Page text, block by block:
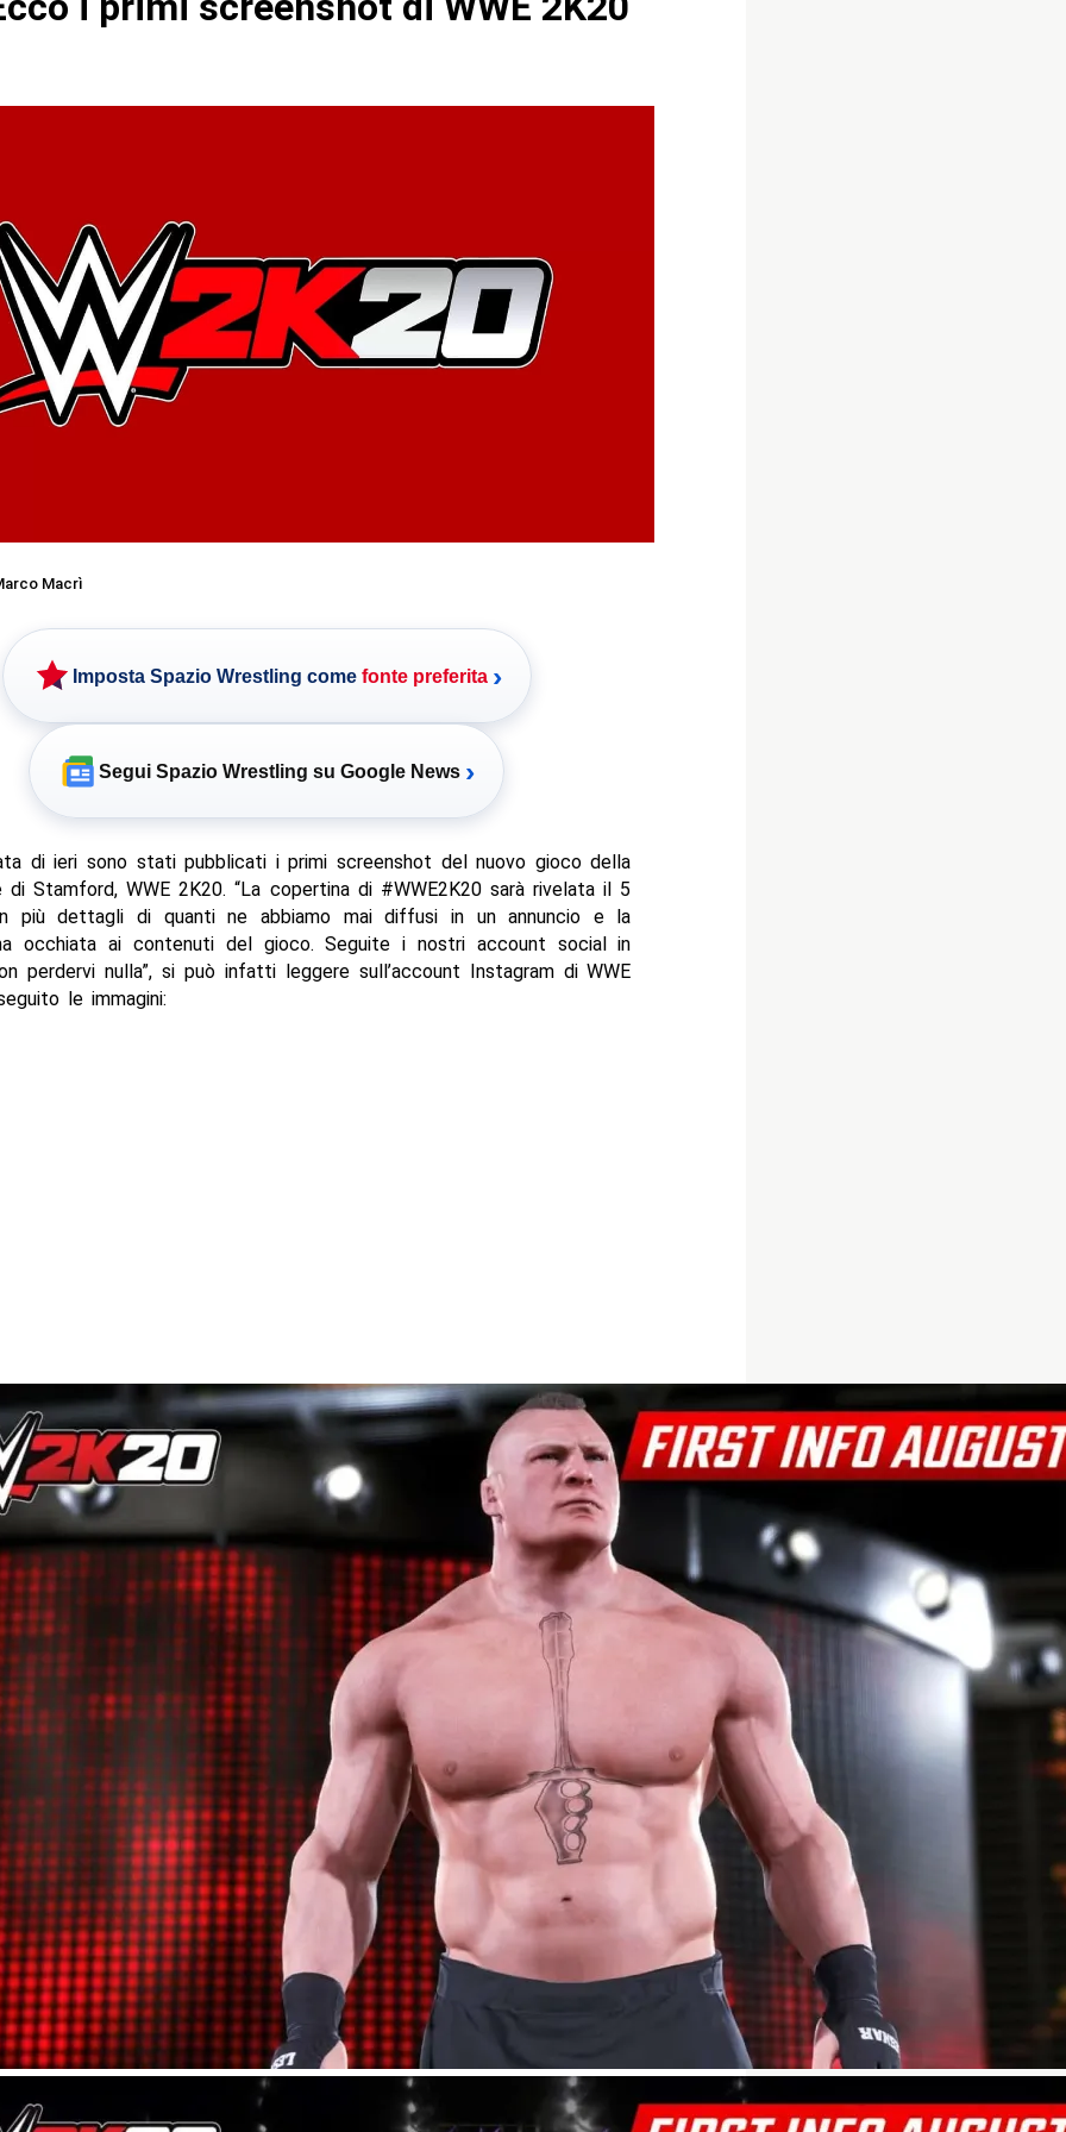
Macrì
Imposta Spazio Wrestling come fonte preferita ›
Segui Spazio Wrestling su Google News ›
di ieri sono stati pubblicati i primi screenshot del nuovo gioco della
di Stamford, WWE 2K20. “La copertina di #WWE2K20 sarà rivelata il 5
più dettagli di quanti ne abbiamo mai diffusi in un annuncio e la
occhiata ai contenuti del gioco. Seguite i nostri account social in
perdervi nulla”, si può infatti leggere sull’account Instagram di WWE
le immagini: